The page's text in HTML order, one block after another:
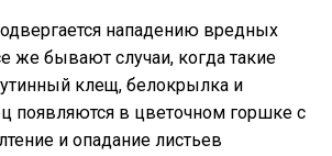
нападению вредных
же бывают случаи, когда такие
клещ, белокрылка и
появляются в цветочном горшке с
и опадание листьев